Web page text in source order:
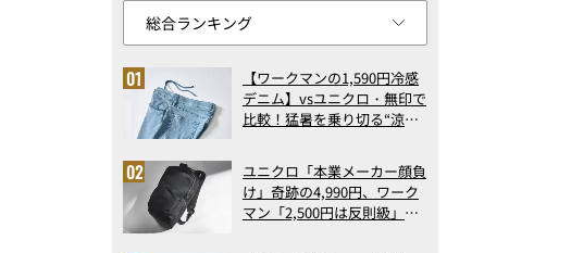
【ワークマンの1,590円冷感
デニム】vsユニクロ・無印で
比較！猛暑を乗り切る“涼感
で決定版
ユニクロ「本業メーカー顔負
け」奇跡の4,990円、ワーク
マン「2,500円は反則級」凄